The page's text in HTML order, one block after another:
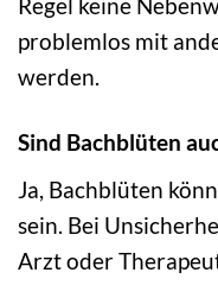
Regel keine
problemlos mit
werden.
Sind Bachblüten
Ja, Bachblüten
sein. Bei
Arzt oder